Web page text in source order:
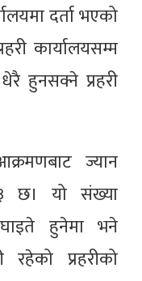
दर्ता भएको
कार्यालयसम्म
हुनसक्ने प्रहरी
ज्यान
छ। यो संख्या
हुनेमा भने
प्रहरीको